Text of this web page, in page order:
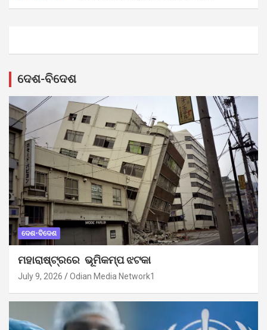
ଦେଶ-ବିଦେଶ
ଦେଶ-ବିଦେଶ
ମହାରାଷ୍ଟ୍ରରେ ଭୂମିକମ୍ପ ଝଟକା
July 9, 2026 Odian Media Network1